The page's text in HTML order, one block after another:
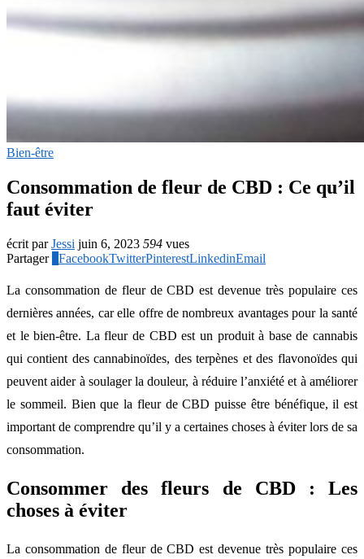
Bien-être
Consommation de fleur de CBD : Ce qu’il
faut éviter
écrit parJessi juin 6, 2023 594 vues
Partager
FacebookTwitterPinterestLinkedinEmail
La consommation de fleur de CBD est devenue très populaire ces
dernières années, car elle offre de nombreux avantages pour la santé
et le bien-être. La fleur de CBD est un produit à base de cannabis
qui contient des cannabinoïdes, des terpènes et des flavonoïdes qui
peuvent aider à soulager la douleur, à réduire l’anxiété et à améliorer
le sommeil. Bien que la fleur de CBD puisse être bénéfique, il est
important de comprendre qu’il y a certaines choses à éviter lors de sa
consommation.
Consommer des fleurs de CBD : Les
choses à éviter
La consommation de fleur de CBD est devenue très populaire ces